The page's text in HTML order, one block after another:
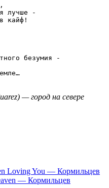
лучше -
кайф!
безумия -
— город на севере
Loving You — Кормильцев
— Кормильцев